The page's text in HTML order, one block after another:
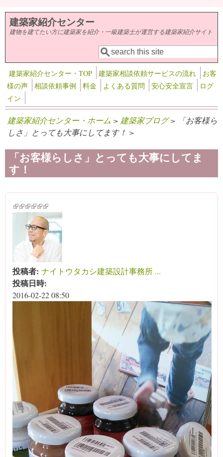
メインコンテンツに移動
建築家紹介センター
建物を建てたい方に建築家を紹介・一級建築士が運営する建築家紹介サイト
検索フォーム
検索
建築家紹介センター・TOP 建築家相談依頼サービスの流れ
お客
様の声
相談依頼事例 料金 よくある質問 安心安全宣言
ログ
イン
建築家紹介センター・ホーム > 建築家ブログ> 「お客様ら
しさ」とっても大事にしてます！ >
「お客様らしさ」とっても大事にしてま
す！
(link is external)
(link is external)
(link is external)
(link is external)
(link is external)
(link is external)
投稿者: ナイトウタカシ建築設計事務所 ...
投稿日時:
2016-02-22 08:50